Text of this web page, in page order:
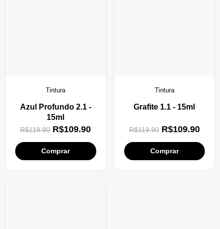
Tintura
Azul Profundo 2.1 -
15ml
R$119.90 R$109.90
Comprar
Tintura
Grafite 1.1 - 15ml
R$119.90 R$109.90
Comprar